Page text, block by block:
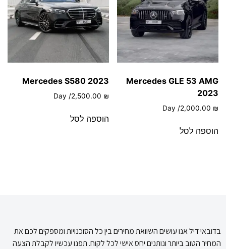
Mercedes GLE 53 AMG
2023
2,000.00 ₪
/ Day
הוספה לסל
Mercedes S580 2023
2,500.00 ₪
/ Day
הוספה לסל
בדובאי דיל אנו עושים השוואת מחירים בין כל הסוכנויות ומספקים לכם את
המחיר הטוב ביותר ונותנים יחס אישי לכל לקוח. תפנו עכשיו לקבלת הצעה